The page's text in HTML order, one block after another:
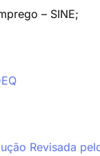
– SINE;
Revisada